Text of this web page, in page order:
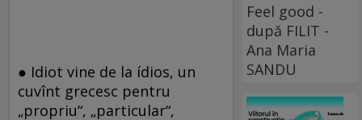
● Idiot vine de la ídios, un
cuvînt grecesc pentru
„propriu“, „particular“,
Feel good -
după FILIT -
Ana Maria
SANDU